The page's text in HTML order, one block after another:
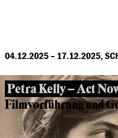
Petra Kelly – Act
Filmvorführung und